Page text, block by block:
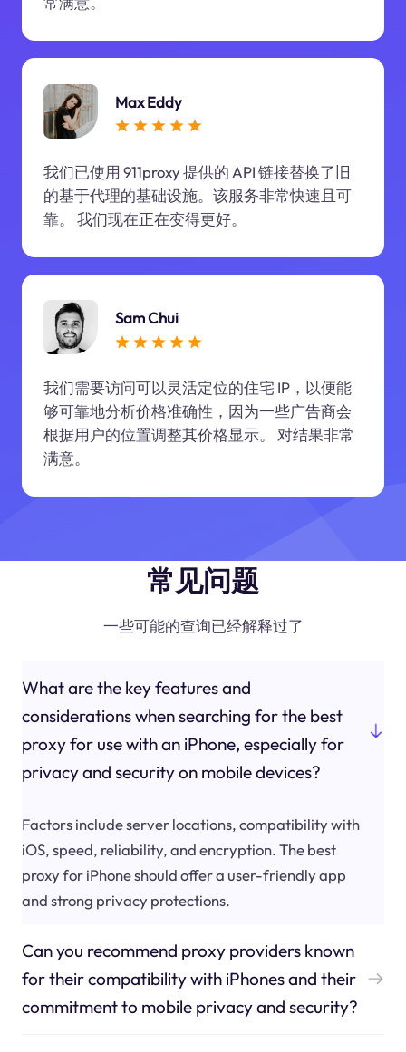
Max Eddy
我们已使用 911proxy 提供的 API 链接替换了旧
的基于代理的基础设施。该服务非常快速且可
靠。 我们现在正在变得更好。
Sam Chui
我们需要访问可以灵活定位的住宅 IP，以便能
够可靠地分析价格准确性，因为一些广告商会
根据用户的位置调整其价格显示。 对结果非常
满意。
常见问题
一些可能的查询已经解释过了
What are the key features and
considerations when searching for the best
proxy for use with an iPhone, especially for
privacy and security on mobile devices?
Factors include server locations, compatibility with
iOS, speed, reliability, and encryption. The best
proxy for iPhone should offer a user-friendly app
and strong privacy protections.
Can you recommend proxy providers known
for their compatibility with iPhones and their
commitment to mobile privacy and security?